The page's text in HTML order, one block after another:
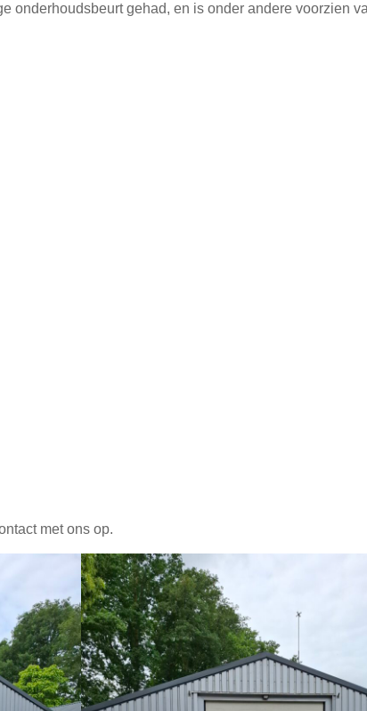
onderhoudsbeurt gehad, en is onder andere voorzien
met ons op.